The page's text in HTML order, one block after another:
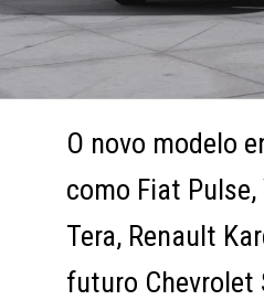
O novo modelo
como Fiat
Tera, Renault
futuro Chevrolet
O novo modelo
como Fiat
Tera, Renault
futuro Chevrolet